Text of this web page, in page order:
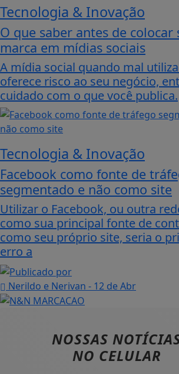
Tecnologia & Inovação
O que saber antes de colocar
marca em mídias sociais
A mídia social quando mal
oferece risco ao seu negócio,
cuidado com o que você publica.
Tecnologia & Inovação
Facebook como fonte de
segmentado e não como site
Utilizar o Facebook, ou outra
como sua principal fonte de
como seu próprio site, seria o
erro a
Nerildo e Nerivan - 12 de Abr
NOSSAS
NO CELULAR